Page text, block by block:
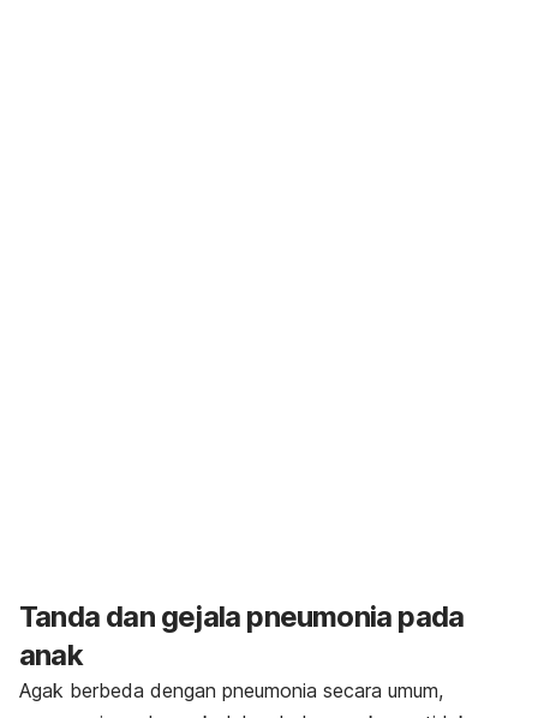
Tanda dan gejala pneumonia pada
anak
Agak berbeda dengan pneumonia secara umum,